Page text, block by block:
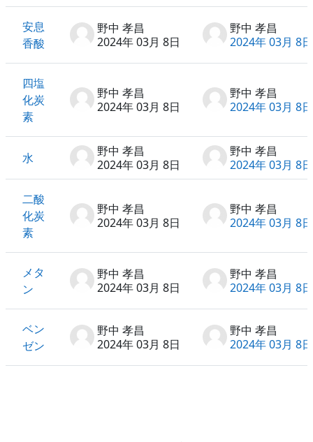
安息
香酸
野中 孝昌
2024年 03月 8日
野中 孝昌
2024年 03月 8日
四塩
化炭
素
野中 孝昌
2024年 03月 8日
野中 孝昌
2024年 03月 8日
水
野中 孝昌
2024年 03月 8日
野中 孝昌
2024年 03月 8日
二酸
化炭
素
野中 孝昌
2024年 03月 8日
野中 孝昌
2024年 03月 8日
メタ
ン
野中 孝昌
2024年 03月 8日
野中 孝昌
2024年 03月 8日
ベン
ゼン
野中 孝昌
2024年 03月 8日
野中 孝昌
2024年 03月 8日